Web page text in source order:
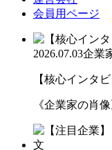
会員用ページ
2026.07.03企業
【核心インタ
《企業家の肖